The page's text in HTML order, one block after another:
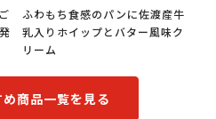
ふわもち食感のパンに佐渡産牛
乳入りホイップとバター風味ク
リーム
商品一覧を見る